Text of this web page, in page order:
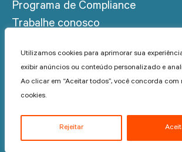
Utilizamos cookies para aprimorar sua
exibir anúncios ou conteúdo personalizado e
Ao clicar em “Aceitar todos”, você concorda com
cookies.
Rejeitar
Programa de Compliance
Trabalhe conosco
© 2024 BVP Advogados - Todos os